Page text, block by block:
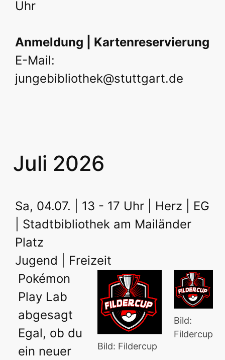
Uhr
Anmeldung | Kartenreservierung
E-Mail:
jungebibliothek@stuttgart.de
Juli 2026
Sa, 04.07. | 13 - 17 Uhr | Herz | EG
| Stadtbibliothek am Mailänder
Platz
Jugend | Freizeit
Bild:
Fildercup
Bild: Fildercup
Pokémon
Play Lab
abgesagt
Egal, ob du
ein neuer